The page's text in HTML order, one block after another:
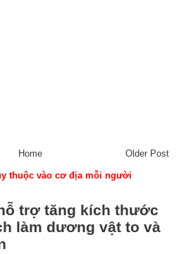
Older Post
Home
thuộc vào cơ địa mỗi người
trợ tăng kích thước
làm dương vật to và